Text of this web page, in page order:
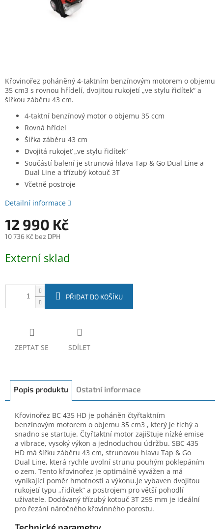
Křovinořez poháněný 4-taktním benzínovým motorem o objemu
35 cm3 s rovnou hřídelí, dvojitou rukojetí „ve stylu řidítek“ a
šířkou záběru 43 cm.
4-taktní benzínový motor o objemu 35 ccm
Rovná hřídel
Šířka záběru 43 cm
Dvojitá rukojeť „ve stylu řidítek“
Součástí balení je strunová hlava Tap & Go Dual Line a
Dual Line a třízubý kotouč 3T
Včetně postroje
Detailní informace
12 990 Kč
10 736 Kč bez DPH
cena:
Externí sklad
PŘIDAT DO KOŠÍKU
ZEPTAT SE SDÍLET
Popis produktu Ostatní informace
Křovinořez BC 435 HD je poháněn čtyřtaktním
benzínovým motorem o objemu 35 cm3 , který je tichý a
snadno se startuje. Čtyřtaktní motor zajišťuje nízké emise
a vibrace, vysoký výkon a jednoduchou údržbu. SBC 435
HD má šířku záběru 43 cm, strunovou hlavu Tap & Go
Dual Line, která rychle uvolní strunu pouhým poklepáním
o zem. Tento křovinořez je optimálně vyvážen a má
vynikající poměr hmotnosti a výkonu.Je vybaven dvojitou
rukojetí typu „řidítek“ a postrojem pro větší pohodlí
uživatele. Dodávaný třízubý kotouč 3T 255 mm je ideální
pro řezání náročného křovinného porostu.